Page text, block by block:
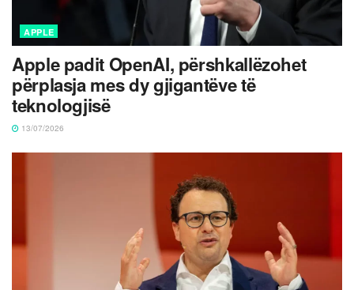
APPLE
Apple padit OpenAI, përshkallëzohet
përplasja mes dy gjigantëve të
teknologjisë
13/07/2026